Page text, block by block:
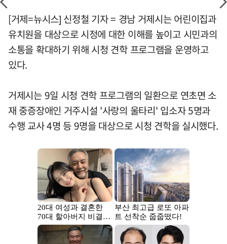
[거제=뉴시스] 신정철 기자 = 경남 거제시는 어린이집과
유치원을 대상으로 시정에 대한 이해를 높이고 시민과의
소통을 확대하기 위해 시청 견학 프로그램을 운영하고
있다.
거제시는 9일 시청 견학 프로그램의 일환으로 연초면 소
재 중증장애인 거주시설 '사랑의 울타리' 입소자 5명과
수행 교사 4명 등 9명을 대상으로 시청 견학을 실시했다.